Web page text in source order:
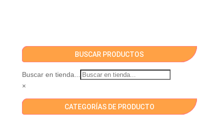
BUSCAR PRODUCTOS
Buscar en tienda...
×
CATEGORÍAS DE PRODUCTO